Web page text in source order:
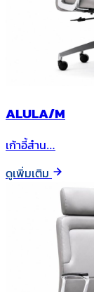
ALULA/M
เก้าอี้สำน…
ดูเพิ่มเติม